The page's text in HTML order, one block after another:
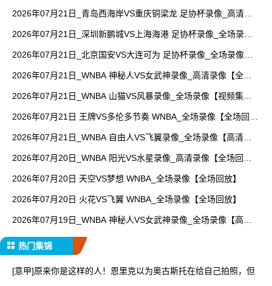
2026年07月21日_青岛西海岸VS重庆铜梁龙 足协杯录像_高清录
2026年07月21日_深圳新鹏城VS上海海港 足协杯录像_全场录像
2026年07月21日_北京国安VS大连可为 足协杯录像_全场录像
2026年07月21日_WNBA 神秘人VS女武神录像_高清录像【全场
2026年07月21日_WNBA 山猫VS风暴录像_全场录像【视频集
2026年07月21日 王牌VS多伦多节奏 WNBA_全场录像【全场回
2026年07月21日_WNBA 自由人VS飞翼录像_全场录像【高清回
2026年07月20日_WNBA 阳光VS水星录像_高清录像【全场回
2026年07月20日 天空VS梦想 WNBA_全场录像【全场回放】
2026年07月20日 火花VS飞翼 WNBA_全场录像【全场回放】
2026年07月19日_WNBA 神秘人VS女武神录像_全场录像【高清
热门集锦
[意甲]原来你是这样的人！恩里克以为奥古斯托在给自己拍照，但